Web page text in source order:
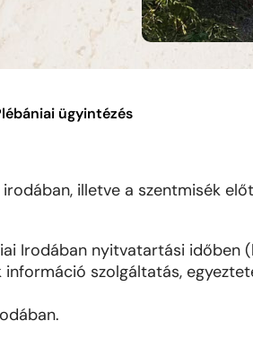
ügyintézés
illetve a szentmisék
Irodában nyitvatartási
szolgáltatás,